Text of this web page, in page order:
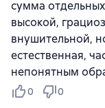
сумма
высокой,
внушительной,
естественная,
непонятным
0 0